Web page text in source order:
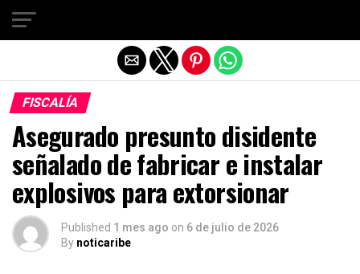
FISCALÍA
Asegurado presunto disidente
señalado de fabricar e instalar
explosivos para extorsionar
Published 1 mes ago on 6 de julio de 2026
By noticaribe